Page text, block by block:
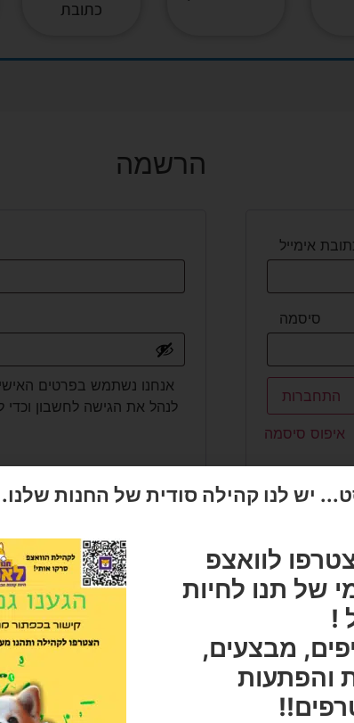
כתובת
אימייל
סיסמה
התחברות
איפוס סיסמה
הרשמה
אנחנו נשתמש בפרטים
לנהל את הגישה לחשבון
יש לנו קהילה סודית של החנות שלנו.
לוואצפ
של תנו לחיות
!
מבצעים,
והפתעות